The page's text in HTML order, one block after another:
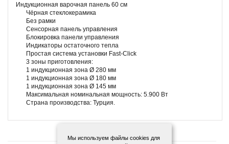
Индукционная варочная панель 60 см
Чёрная стеклокерамика
Без рамки
Сенсорная панель управления
Блокировка панели управления
Индикаторы остаточного тепла
Простая система установки Fast-Click
3 зоны приготовления:
1 индукционная зона Ø 280 мм
1 индукционная зона Ø 180 мм
1 индукционная зона Ø 145 мм
Максимальная номинальная мощность: 5.900 Вт
Страна производства: Турция.
Мы используем файлы cookies для